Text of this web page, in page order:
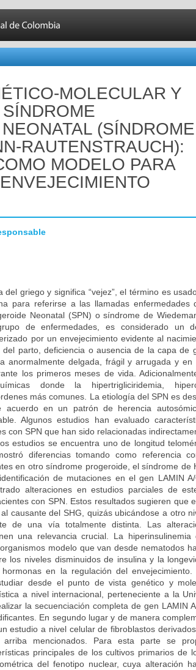
MOLECULAR Y
(SÍNDROME
RAUTENSTRAUCH):
MODELO PARA
del griego y significa “vejez”, el término es
para referirse a las llamadas enfermedades
Neonatal (SPN) o síndrome de
de enfermedades, es considerado un
por un envejecimiento evidente al
parto, deficiencia o ausencia de la capa de
anormalmente delgada, frágil y arrugada y
los primeros meses de vida.
donde la hipertrigliciridemia,
más comunes. La etiología del SPN es
acuerdo en un patrón de herencia
Algunos estudios han evaluado
con SPN que han sido relacionadas
estudios se encuentra uno de longitud
diferencias tomando como referencia
en otro síndrome progeroide, el síndrome de
de mutaciones en el gen LAMIN
alteraciones en estudios parciales de
con SPN. Estos resultados sugieren que
causante del SHG, quizás ubicándose a otro
de una vía totalmente distinta. Las
una relevancia crucial. La hiperinsulinemia
modelo que van desde nematodos
los niveles disminuidos de insulina y la
en la regulación del envejecimiento.
desde el punto de vista genético y
a nivel internacional, perteneciente a la
la secuenciación completa de gen LAMIN
En segundo lugar y de manera
estudio a nivel celular de fibroblastos
mencionados. Para esta parte se
principales de los cultivos primarios de
del fenotipo nuclear, cuya alteración